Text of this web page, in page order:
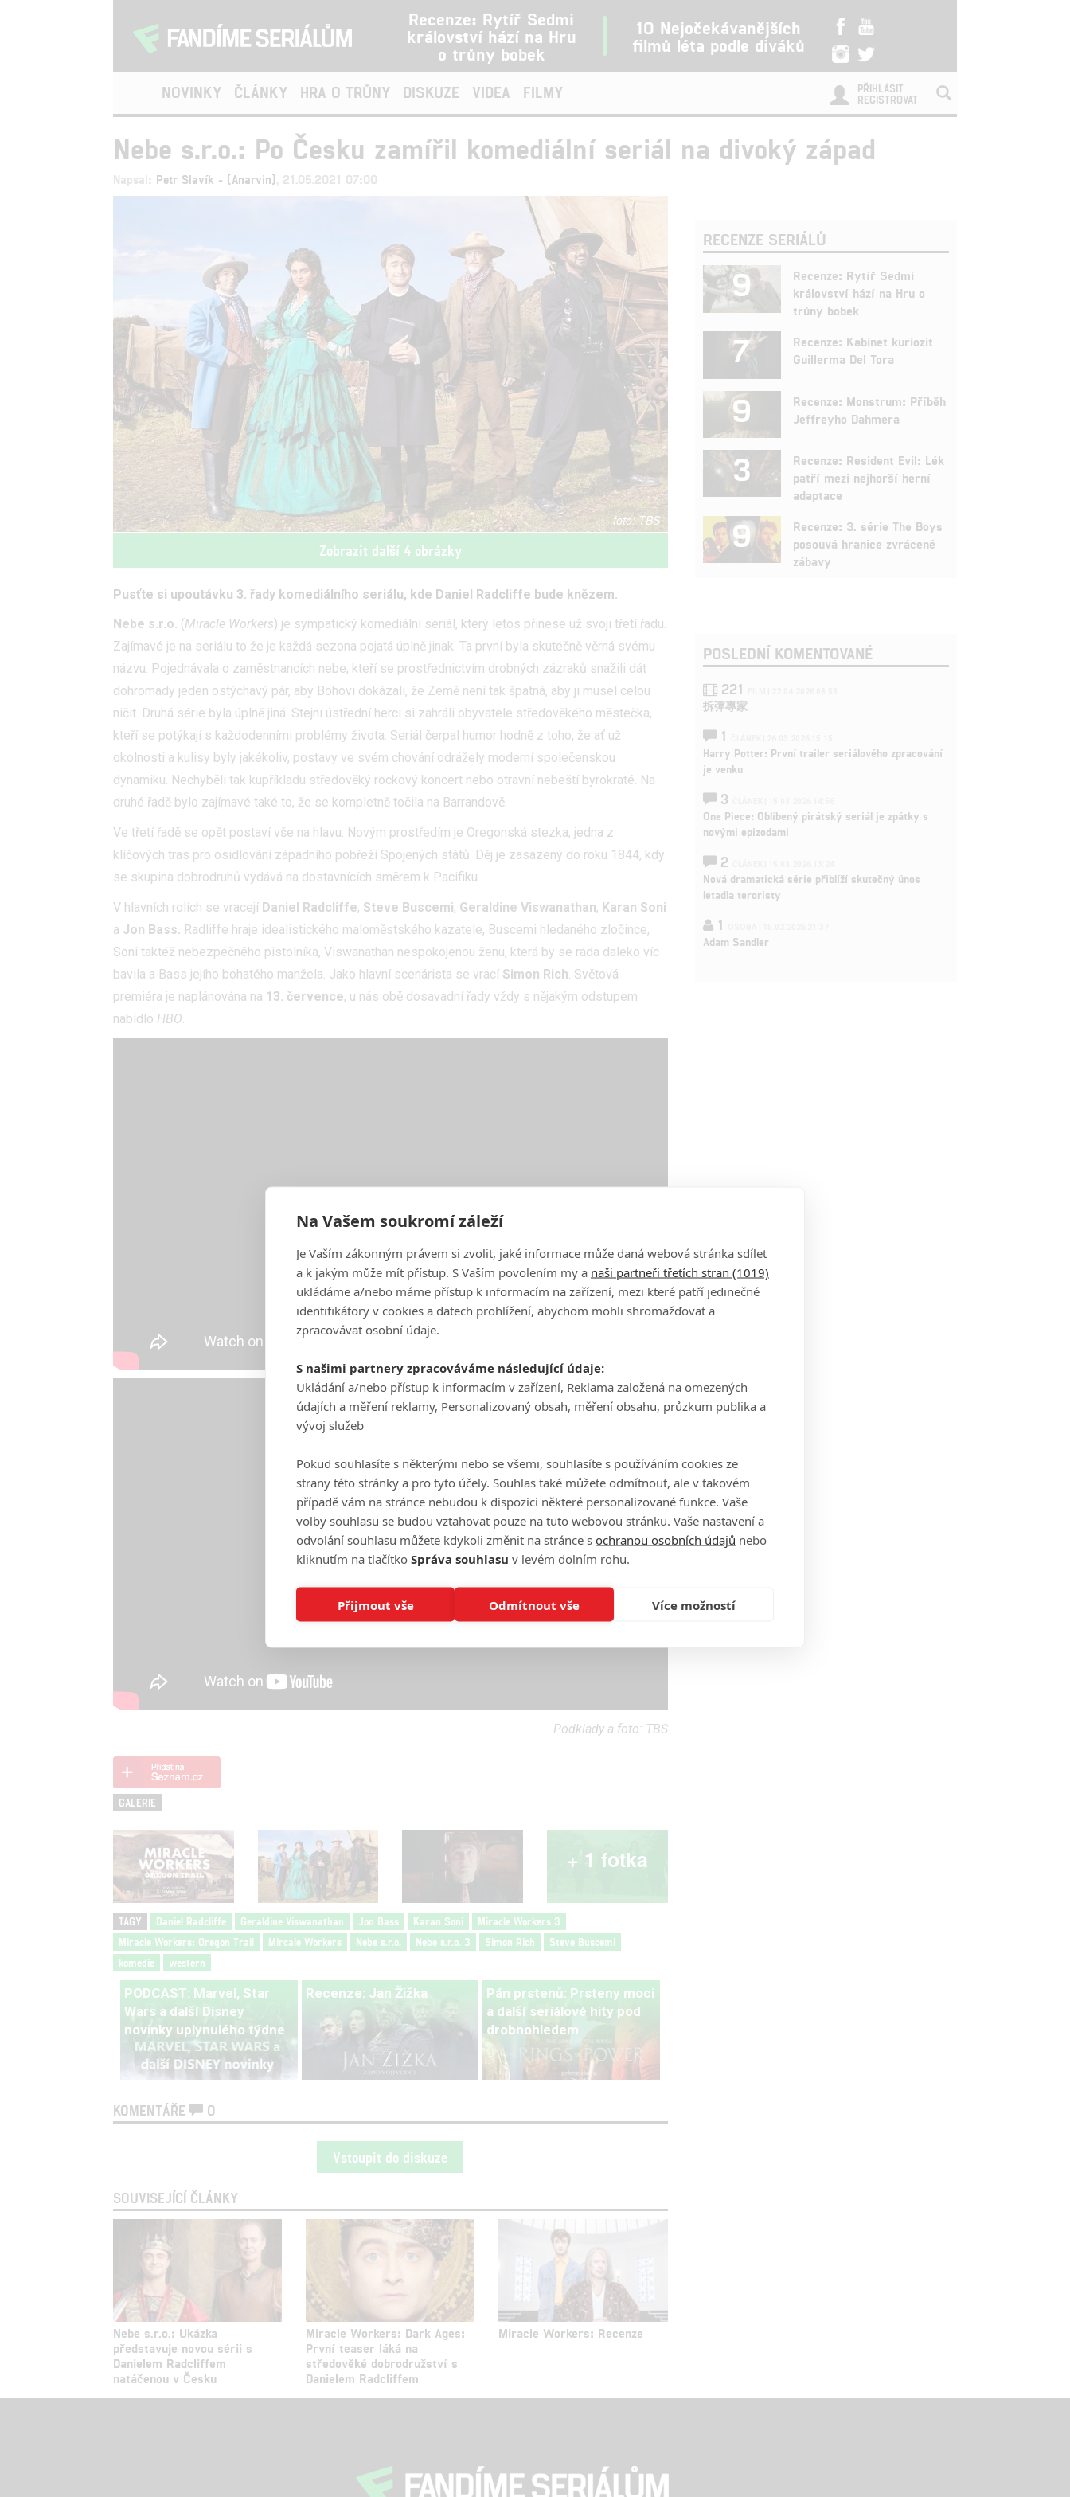
Recenze: Rytíř Sedmi
království hází na Hru
o trůny bobek
10 Nejočekávanějších
filmů léta podle diváků
NOVINKY ČLÁNKY HRA O TRŮNY DISKUZE VIDEA FILMY
PŘIHLÁSIT
REGISTROVAT
Nebe s.r.o.: Po Česku zamířil komediální seriál na divoký západ
Napsal: Petr Slavík - (Anarvin) , 21.05.2021 07:00
TBS
Zobrazit další 4 obrázky
Pusťte si upoutávku 3. řady komediálního seriálu, kde Daniel Radcliffe bude knězem.
Nebe s.r.o. (Miracle Workers) je sympatický komediální seriál, který letos přinese už svoji třetí řadu.
Zajímavé je na seriálu to že je každá sezona pojatá úplně jinak. Ta první byla skutečně věrná svému
názvu. Pojednávala o zaměstnancích nebe, kteří se prostřednictvím drobných zázraků snažili dát
dohromady jeden ostýchavý pár, aby Bohovi dokázali, že Země není tak špatná, aby ji musel celou
ničit. Druhá série byla úplně jiná. Stejní ústřední herci si zahráli obyvatele středověkého městečka,
kteří se potýkají s každodenními problémy života. Seriál čerpal humor hodně z toho, že ať už
okolnosti a kulisy byly jakékoliv, postavy ve svém chování odrážely moderní společenskou
dynamiku. Nechyběli tak kupříkladu středověký rockový koncert nebo otravní nebeští byrokraté. Na
druhé řadě bylo zajímavé také to, že se kompletně točila na Barrandově.
Ve třetí řadě se opět postaví vše na hlavu. Novým prostředím je Oregonská stezka, jedna z
klíčových tras pro osidlování západního pobřeží Spojených států. Děj je zasazený do roku 1844, kdy
se skupina dobrodruhů vydává na dostavnících směrem k Pacifiku.
V hlavních rolích se vracejí Daniel Radcliffe, Steve Buscemi, Geraldine Viswanathan, Karan Soni
a Jon Bass. Radliffe hraje idealistického maloměstského kazatele, Buscemi hledaného zločince,
Soni taktéž nebezpečného pistolníka, Viswanathan nespokojenou ženu, která by se ráda daleko víc
bavila a Bass jejího bohatého manžela. Jako hlavní scenárista se vrací Simon Rich. Světová
premiéra je naplánována na 13. července, u nás obě dosavadní řady vždy s nějakým odstupem
nabídlo HBO.
Podklady a foto: TBS
GALERIE
+ 1 fotka
TAGY Daniel Radcliffe Geraldine Viswanathan Jon Bass Karan Soni
Miracle Workers 3
Miracle Workers: Oregon Trail
Mircale Workers Nebe s.r.o. Nebe s.r.o. 3 Simon Rich
Steve Buscemi
komedie
western
PODCAST: Marvel, Star
Wars a další Disney
novinky uplynulého týdne
Recenze: Jan Žižka
Pán prstenů: Prsteny moci
a další seriálové hity pod
drobnohledem
KOMENTÁŘE 0
Vstoupit do diskuze
SOUVISEJÍCÍ ČLÁNKY
Nebe s.r.o.: Ukázka
představuje novou sérii s
Danielem Radcliffem
natáčenou v Česku
Miracle Workers: Dark Ages:
První teaser láká na
středověké dobrodružství s
Danielem Radcliffem
Miracle Workers: Recenze
RECENZE SERIÁLŮ
9
Recenze: Rytíř Sedmi
království hází na Hru o
trůny bobek
7
Recenze: Kabinet kuriozit
Guillerma Del Tora
9
Recenze: Monstrum: Příběh
Jeffreyho Dahmera
3
Recenze: Resident Evil: Lék
patří mezi nejhorší herní
adaptace
9
Recenze: 3. série The Boys
posouvá hranice zvrácené
zábavy
POSLEDNÍ KOMENTOVANÉ
221
拆彈專家
1
Harry Potter: První trailer seriálového zpracování
je venku
3
One Piece: Oblíbený pirátský seriál je zpátky s
novými epizodami
2
Nová dramatická série přiblíží skutečný únos
letadla teroristy
1
Adam Sandler
Na Vašem soukromí záleží
Je Vaším zákonným právem si zvolit, jaké informace může daná webová stránka sdílet
a k jakým může mít přístup. S Vaším povolením my a naši partneři třetích stran (1019)
ukládáme a/nebo máme přístup k informacím na zařízení, mezi které patří jedinečné
identifikátory v cookies a datech prohlížení, abychom mohli shromažďovat a
zpracovávat osobní údaje.
S našimi partnery zpracováváme následující údaje:
Ukládání a/nebo přístup k informacím v zařízení, Reklama založená na omezených
údajích a měření reklamy, Personalizovaný obsah, měření obsahu, průzkum publika a
vývoj služeb
Pokud souhlasíte s některými nebo se všemi, souhlasíte s používáním cookies ze
strany této stránky a pro tyto účely. Souhlas také můžete odmítnout, ale v takovém
případě vám na stránce nebudou k dispozici některé personalizované funkce. Vaše
volby souhlasu se budou vztahovat pouze na tuto webovou stránku. Vaše nastavení a
odvolání souhlasu můžete kdykoli změnit na stránce s ochranou osobních údajů nebo
kliknutím na tlačítko Správa souhlasu v levém dolním rohu.
Přijmout vše Odmítnout vše Více možností